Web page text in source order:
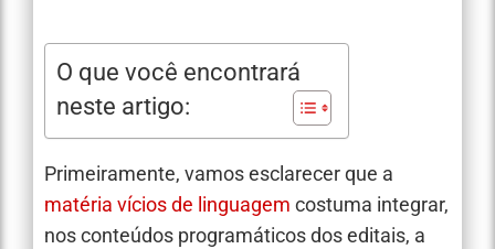
O que você encontrará
neste artigo:
Primeiramente, vamos esclarecer que a
matéria vícios de linguagem costuma integrar,
nos conteúdos programáticos dos editais, a